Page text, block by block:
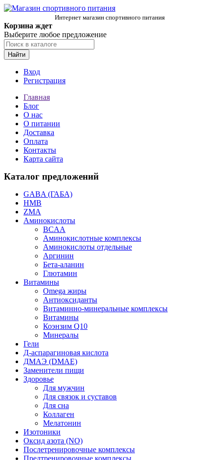
Интернет магазин спортивного питания
Корзина ждет
Выберите любое предложение
Найти
Вход
Регистрация
Главная
Блог
О нас
О питании
Доставка
Оплата
Контакты
Карта сайта
Каталог предложений
GABA (ГАБА)
HMB
ZMA
Аминокислоты
BCAA
Аминокислотные комплексы
Аминокислоты отдельные
Аргинин
Бета-аланин
Глютамин
Витамины
Omega жиры
Антиоксиданты
Витаминно-минеральные комплексы
Витамины
Коэнзим Q10
Минералы
Гели
Д-аспарагиновая кислота
ДМАЭ (DMAE)
Заменители пищи
Здоровье
Для мужчин
Для связок и суставов
Для сна
Коллаген
Мелатонин
Изотоники
Оксид азота (NO)
Послетренировочные комплексы
Предтренировочные комплексы